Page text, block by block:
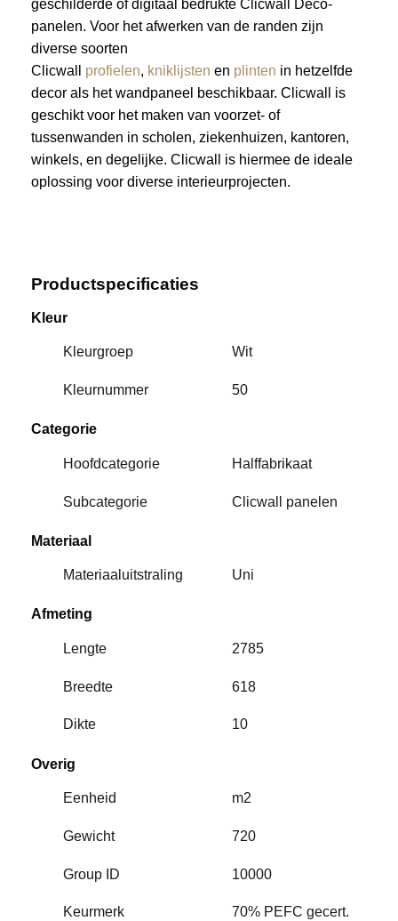
geschilderde of digitaal bedrukte Clicwall Deco-
panelen. Voor het afwerken van de randen zijn
diverse soorten
Clicwall profielen, kniklijsten en plinten in hetzelfde
decor als het wandpaneel beschikbaar. Clicwall is
geschikt voor het maken van voorzet- of
tussenwanden in scholen, ziekenhuizen, kantoren,
winkels, en degelijke. Clicwall is hiermee de ideale
oplossing voor diverse interieurprojecten.
Productspecificaties
Kleur
Kleurgroep Wit
Kleurnummer 50
Categorie
Hoofdcategorie Halffabrikaat
Subcategorie Clicwall panelen
Materiaal
Materiaaluitstraling Uni
Afmeting
Lengte 2785
Breedte 618
Dikte 10
Overig
Eenheid m2
Gewicht 720
Group ID 10000
Keurmerk 70% PEFC gecert.